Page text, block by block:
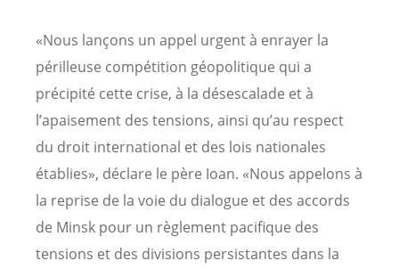
«Nous lançons un appel urgent à enrayer la
périlleuse compétition géopolitique qui a
précipité cette crise, à la désescalade et à
l’apaisement des tensions, ainsi qu’au respect
du droit international et des lois nationales
établies», déclare le père Ioan. «Nous appelons à
la reprise de la voie du dialogue et des accords
de Minsk pour un règlement pacifique des
tensions et des divisions persistantes dans la